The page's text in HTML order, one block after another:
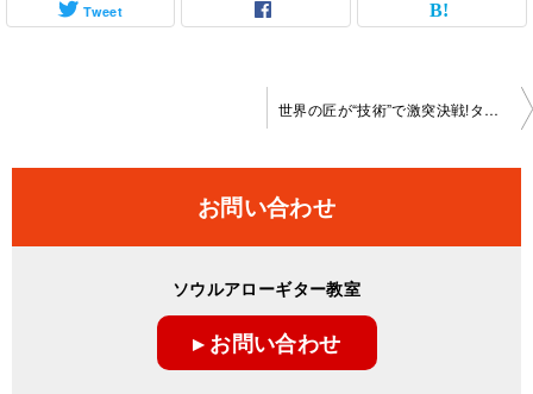
Tweet
ビ
世界の匠が“技術”で激突決戦!タイガー&ドラゴン
お問い合わせ
ソウルアローギター教室
▸ お問い合わせ